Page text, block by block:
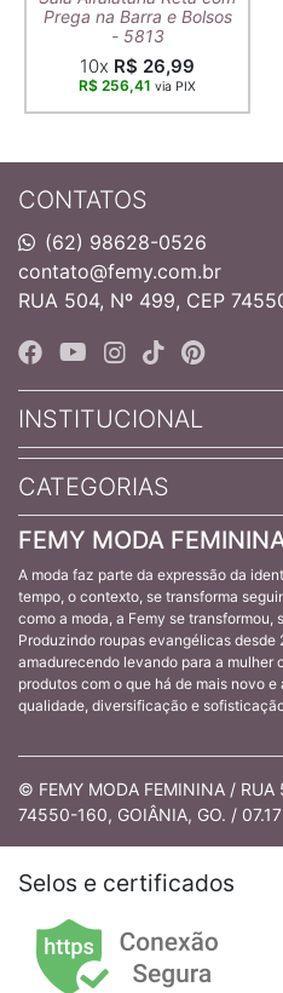
Prega na Barra e Bolsos
- 5813
10x R$ 26,99
R$ 256,41 via PIX
CONTATOS
(62) 98628-0526
contato@femy.com.br
RUA 504, Nº 499, CEP
INSTITUCIONAL
CATEGORIAS
FEMY MODA
A moda faz parte da expressão da
tempo, o contexto, se transforma
como a moda, a Femy se transformou,
Produzindo roupas evangélicas desde
amadurecendo levando para a mulher
produtos com o que há de mais novo
qualidade, diversificação e
© FEMY MODA FEMININA /
74550-160, GOIÂNIA, GO. /
Selos e certificados